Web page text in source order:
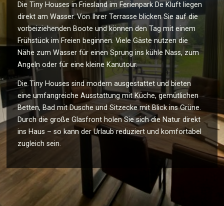
Die Tiny Houses in Friesland im Ferienpark De Kluft liegen
direkt am Wasser. Von Ihrer Terrasse blicken Sie auf die
vorbeiziehenden Boote und können den Tag mit einem
Frühstück im Freien beginnen. Viele Gäste nutzen die
Nähe zum Wasser für einen Sprung ins kühle Nass, zum
Angeln oder für eine kleine Kanutour.
Die Tiny Houses sind modern ausgestattet und bieten
eine umfangreiche Ausstattung mit Küche, gemütlichen
Betten, Bad mit Dusche und Sitzecke mit Blick ins Grüne.
Durch die große Glasfront holen Sie sich die Natur direkt
ins Haus – so kann der Urlaub reduziert und komfortabel
zugleich sein.